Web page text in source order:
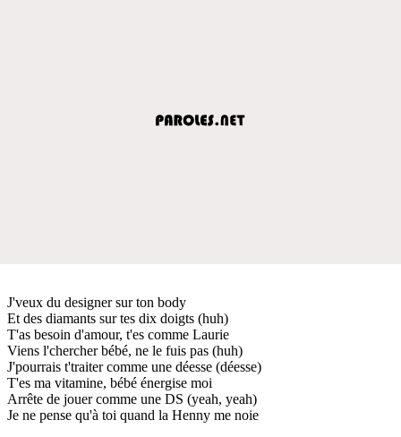
J'veux du designer sur ton body
Et des diamants sur tes dix doigts (huh)
T'as besoin d'amour, t'es comme Laurie
Viens l'chercher bébé, ne le fuis pas (huh)
J'pourrais t'traiter comme une déesse (déesse)
T'es ma vitamine, bébé énergise moi
Arrête de jouer comme une DS (yeah, yeah)
Je ne pense qu'à toi quand la Henny me noie